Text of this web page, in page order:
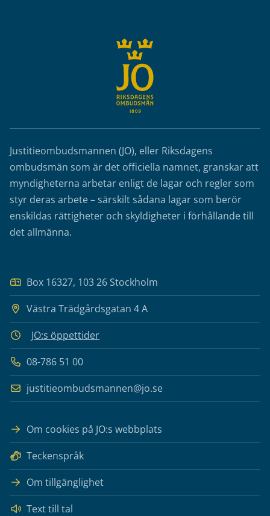
Justitieombudsmannen (JO), eller Riksdagens
ombudsmän som är det officiella namnet, granskar att
myndigheterna arbetar enligt de lagar och regler som
styr deras arbete – särskilt sådana lagar som berör
enskildas rättigheter och skyldigheter i förhållande till
det allmänna.
Box 16327, 103 26 Stockholm
Västra Trädgårdsgatan 4 A
JO:s öppettider
08-786 51 00
justitieombudsmannen@jo.se
Om cookies på JO:s webbplats
Teckenspråk
Om tillgänglighet
Text till tal